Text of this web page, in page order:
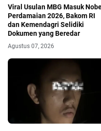
Viral Usulan MBG Masuk
Perdamaian 2026, Bakom RI
dan Kemendagri Selidiki
Dokumen yang Beredar
Agustus 07, 2026